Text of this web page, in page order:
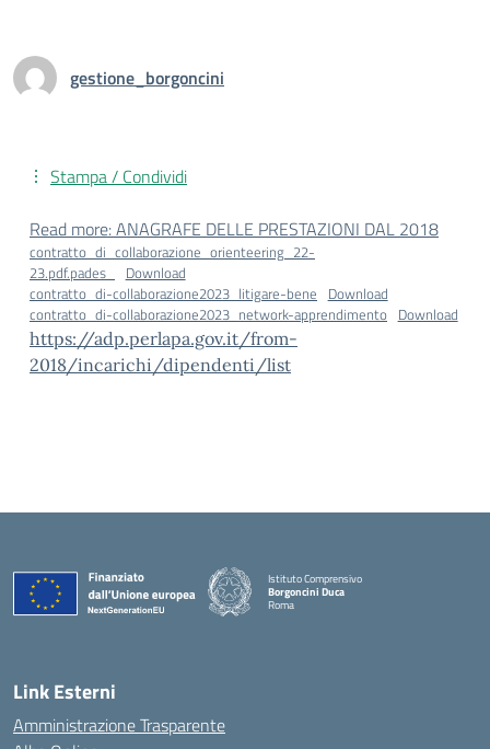
gestione_borgoncini
Stampa / Condividi
Read more: ANAGRAFE DELLE PRESTAZIONI DAL 2018
contratto_di_collaborazione_orienteering_22-
23.pdf.pades_
Download
contratto_di-collaborazione2023_litigare-bene Download
contratto_di-collaborazione2023_network-apprendimento Download
https://adp.perlapa.gov.it/from-
2018/incarichi/dipendenti/list
Istituto Comprensivo
Borgoncini Duca
Roma
Link Esterni
Amministrazione Trasparente